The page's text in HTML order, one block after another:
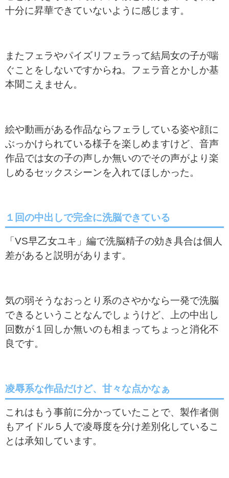
十分に昇華できていないように感じます。
またフェラやパイズリフェラって結局女の子が喘
ぐことをしないですからね。フェラ音とかしか基
本聞こえません。
絵や動画がある作品ならフェラしている姿や顔に
ぶっかけられている様子を楽しめますけど、音声
作品では女の子の声しか無いのでその声がより楽
しめるセックスシーンを入れてほしかった。
１回の中出しで完全に洗脳できている
「VS早乙女ユキ」編で洗脳精子の効き具合は個人
差があると説明があります。
気の弱そうなおっとり系のさやかなら一発で洗脳
できるということなんでしょうけど、上の中出し
回数が１回しか無いのも相まってちょっと消化不
良です。
凌辱系な作品だけど、甘々な点かなぁ
これはもう事前に分かっていたことで、製作者側
もアイドル５人で凌辱度を分け差別化しているこ
とは承知しています。